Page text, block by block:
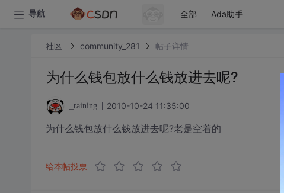
导航 全部 Ada助手
社区 community_281 帖子详情
为什么钱包放什么钱放进去呢?
_raining 2010-10-24 11:35:00
为什么钱包放什么钱放进去呢?老是空着的
给本帖投票